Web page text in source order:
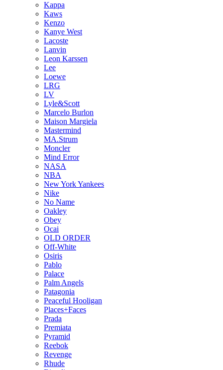
Kappa
Kaws
Kenzo
Kanye West
Lacoste
Lanvin
Leon Karssen
Lee
Loewe
LRG
LV
Lyle&Scott
Marcelo Burlon
Maison Margiela
Mastermind
MA.Strum
Moncler
Mind Error
NASA
NBA
New York Yankees
Nike
No Name
Oakley
Obey
Ocai
OLD ORDER
Off-White
Osiris
Pablo
Palace
Palm Angels
Patagonia
Peaceful Hooligan
Places+Faces
Prada
Premiata
Pyramid
Reebok
Revenge
Rhude